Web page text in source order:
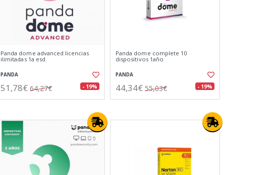
Panda dome advanced licencias
ilimitadas 1a esd
PANDA
51,78€ 64,27€ - 19%
Panda dome complete 10
dispositivos 1año
PANDA
44,34€ 55,03€ - 19%